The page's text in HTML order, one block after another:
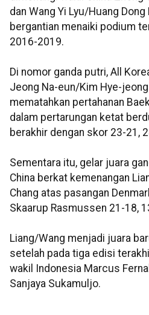
dan Wang Yi Lyu/Huang
bergantian menaiki podium
2016-2019.
Di nomor ganda putri, All
Jeong Na-eun/Kim Hye-jeong
mematahkan pertahanan
dalam pertarungan ketat
berakhir dengan skor 23-21,
Sementara itu, gelar juara
China berkat kemenangan
Chang atas pasangan
Skaarup Rasmussen 21-18,
Liang/Wang menjadi juara
setelah pada tiga edisi
wakil Indonesia Marcus
Sanjaya Sukamuljo.